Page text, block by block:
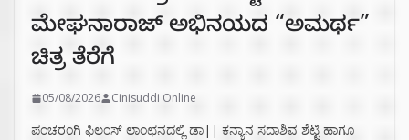
ಮೇಘನಾರಾಜ್ ಅಭಿನಯದ “ಅಮರ್ಥ”
ಚಿತ್ರ ತೆರೆಗೆ
05/08/2026 Cinisuddi Online
ಪಂಚರಂಗಿ ಫಿಲಂಸ್ ಲಾಂಛನದಲ್ಲಿ ಡಾ|| ಕನ್ಯಾನ ಸದಾಶಿವ ಶೆಟ್ಟಿ ಹಾಗೂ